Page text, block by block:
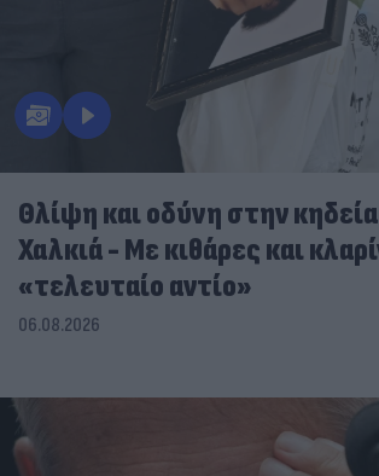
Θλίψη και οδύνη στην
Χαλκιά - Με κιθάρες και
«τελευταίο αντίο»
06.08.2026